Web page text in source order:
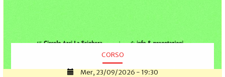
CORSO
Mer, 23/09/2026 - 19:30